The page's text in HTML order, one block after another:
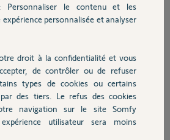
au fil de discussion
Personnaliser le contenu et les
personnalisée et analyser
droit à la confidentialité et vous
de contrôler ou de refuser
types de cookies ou certains
des tiers. Le refus des cookies
navigation sur le site Somfy
utilisateur sera moins